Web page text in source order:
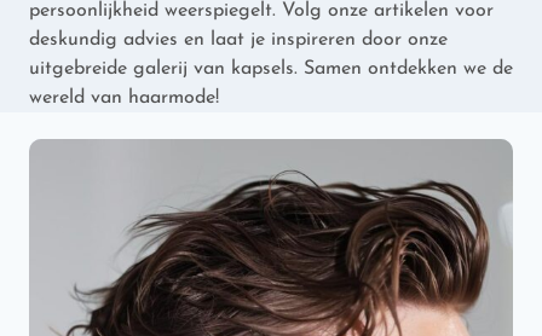
persoonlijkheid weerspiegelt. Volg onze artikelen voor
deskundig advies en laat je inspireren door onze
uitgebreide galerij van kapsels. Samen ontdekken we de
wereld van haarmode!